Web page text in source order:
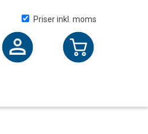
Priser inkl. moms